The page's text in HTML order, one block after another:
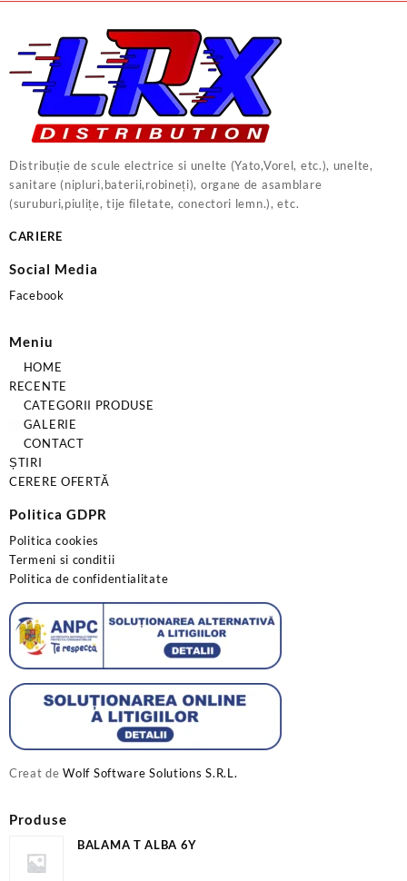
Distribuție de scule electrice si unelte (Yato,Vorel, etc.), unelte,
sanitare (nipluri,baterii,robineți), organe de asamblare
(suruburi,piulițe, tije filetate, conectori lemn.), etc.
CARIERE
Social Media
Facebook
Meniu
HOME
RECENTE
CATEGORII PRODUSE
GALERIE
CONTACT
ȘTIRI
CERERE OFERTĂ
Politica GDPR
Politica cookies
Termeni si conditii
Politica de confidentialitate
Creat deWolf Software Solutions S.R.L.
Produse
BALAMA T ALBA 6Y